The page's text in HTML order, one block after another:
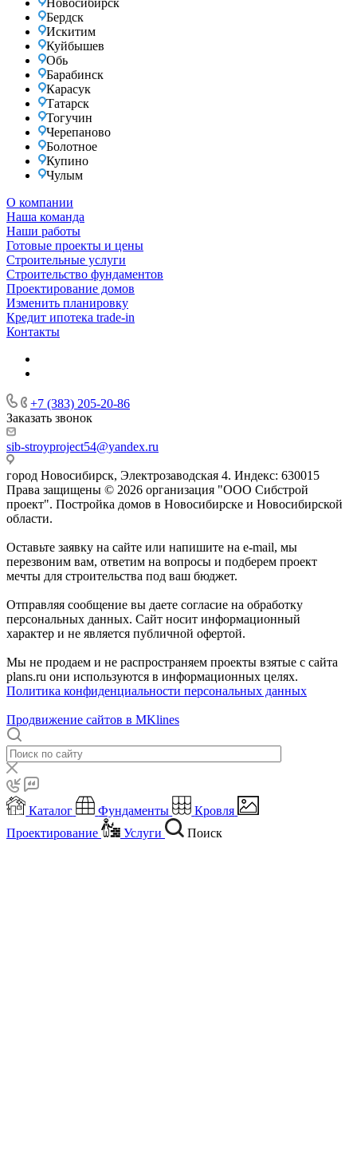
Бердск
Искитим
Куйбышев
Обь
Барабинск
Карасук
Татарск
Тогучин
Черепаново
Болотное
Купино
Чулым
О компании
Наша команда
Наши работы
Готовые проекты и цены
Строительные услуги
Строительство фундаментов
Проектирование домов
Изменить планировку
Кредит ипотека trade-in
Контакты
+7 (383) 205-20-86
Заказать звонок
sib-stroyproject54@yandex.ru
город Новосибирск, Электрозаводская 4. Индекс: 630015
Права защищены © 2026 организация "ООО Сибстрой
проект". Постройка домов в Новосибирске и Новосибирской
области.
Оставьте заявку на сайте или напишите на e-mail, мы
перезвоним вам, ответим на вопросы и подберем проект
мечты для строительства под ваш бюджет.
Отправляя сообщение вы даете согласие на обработку
персональных данных. Сайт носит информационный
характер и не является публичной офертой.
Мы не продаем и не распространяем проекты взятые с сайта
plans.ru они используются в информационных целях.
Политика конфиденциальности персональных данных
Продвижение сайтов в MKlines
Каталог Фундаменты
Кровля
Проектирование
Услуги Поиск